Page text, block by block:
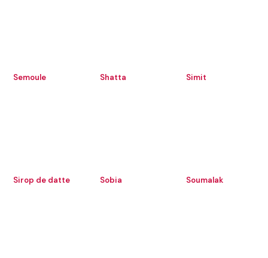
Semoule Shatta Simit
Sirop de datte Sobia Soumalak